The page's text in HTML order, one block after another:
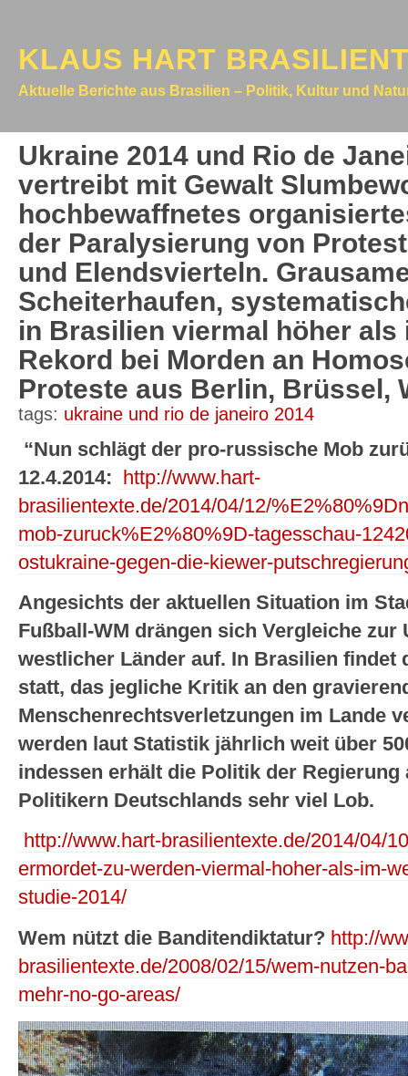
KLAUS HART
Aktuelle Berichte aus Brasilien – Politik, Kultur und
Ukraine 2014 und Rio de
vertreibt mit Gewalt
hochbewaffnetes
der Paralysierung von
und Elendsvierteln.
Scheiterhaufen,
in Brasilien viermal höher
Rekord bei Morden an
Proteste aus Berlin, Brüssel,
tags: ukraine und rio de janeiro 2014
“Nun schlägt der pro-russische Mob
12.4.2014:
http://www.hart-
brasilientexte.de/2014/04/12/
mob-zuruck%E2%80%9D-tagesschau-
ostukraine-gegen-die-kiewer-
Angesichts der aktuellen Situation im
Fußball-WM drängen sich Vergleiche
westlicher Länder auf. In Brasilien findet
statt, das jegliche Kritik an den
Menschenrechtsverletzungen im Lande
werden laut Statistik jährlich weit über
indessen erhält die Politik der
Politikern Deutschlands sehr viel Lob.
http://www.hart-brasilientexte.de/2014/04/
ermordet-zu-werden-viermal-hoher-als-im-
studie-2014/
Wem nützt die Banditendiktatur? http://
brasilientexte.de/2008/02/15/wem-nutzen-
mehr-no-go-areas/